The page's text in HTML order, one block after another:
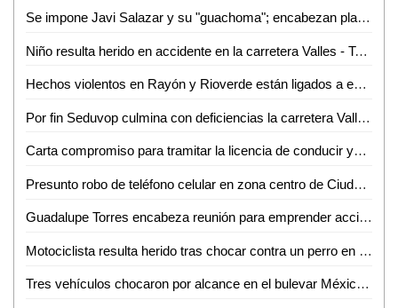
Se impone Javi Salazar y su "guachoma"; encabezan planilla de regidores que acompañarán al Tecmol
Niño resulta herido en accidente en la carretera Valles - Tampico
Hechos violentos en Rayón y Rioverde están ligados a enfrentamientos entre grupos rivales: Fiscalía
Por fin Seduvop culmina con deficiencias la carretera Valles - Naranjo
Carta compromiso para tramitar la licencia de conducir ya no será un requisito obligatorio: Gobernador
Presunto robo de teléfono celular en zona centro de Ciudad Valles
Guadalupe Torres encabeza reunión para emprender acciones contra la sequía en la Huasteca
Motociclista resulta herido tras chocar contra un perro en el boulevard Lázaro Cárdenas de Valles
Tres vehículos chocaron por alcance en el bulevar México-Laredo